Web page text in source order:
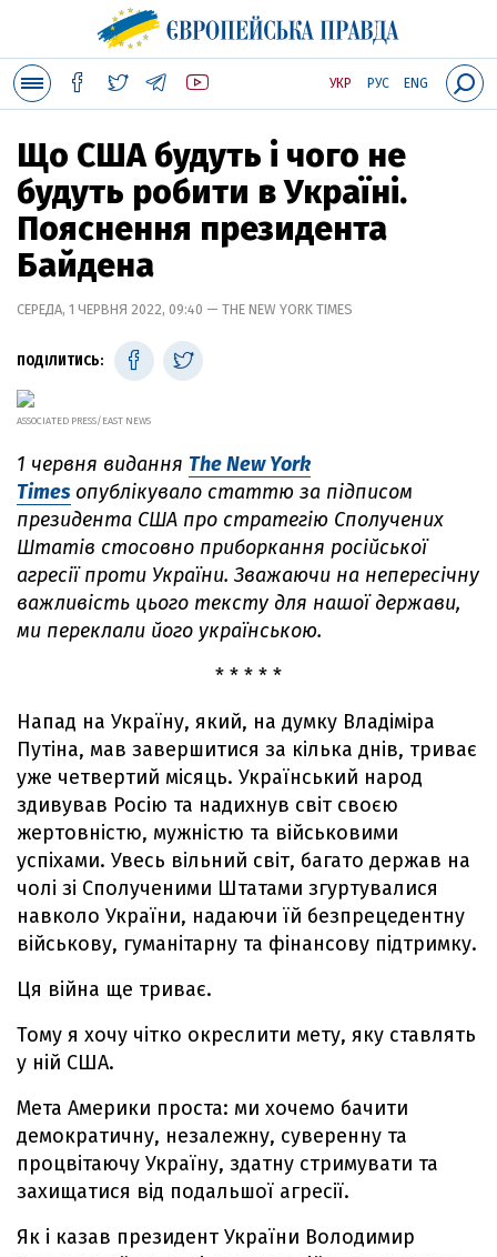
УКР РУС ENG
Що США будуть і чого не
будуть робити в Україні.
Пояснення президента
Байдена
СЕРЕДА, 1 ЧЕРВНЯ 2022, 09:40 — THE NEW YORK TIMES
ПОДІЛИТИСЬ:
ASSOCIATED PRESS/EAST NEWS
1 червня видання The New York
Times опублікувало статтю за підписом
президента США про стратегію Сполучених
Штатів стосовно приборкання російської
агресії проти України. Зважаючи на непересічну
важливість цього тексту для нашої держави,
ми переклали його українською.
* * * * *
Напад на Україну, який, на думку Владіміра
Путіна, мав завершитися за кілька днів, триває
уже четвертий місяць. Український народ
здивував Росію та надихнув світ своєю
жертовністю, мужністю та військовими
успіхами. Увесь вільний світ, багато держав на
чолі зі Сполученими Штатами згуртувалися
навколо України, надаючи їй безпрецедентну
військову, гуманітарну та фінансову підтримку.
Ця війна ще триває.
Тому я хочу чітко окреслити мету, яку ставлять
у ній США.
Мета Америки проста: ми хочемо бачити
демократичну, незалежну, суверенну та
процвітаючу Україну, здатну стримувати та
захищатися від подальшої агресії.
Як і казав президент України Володимир